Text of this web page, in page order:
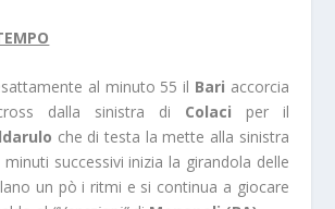
al minuto 55 il Bari accorcia
dalla sinistra di Colaci per il
che di testa la mette alla sinistra
minuti successivi inizia la girandola delle
un pò i ritmi e si continua a giocare